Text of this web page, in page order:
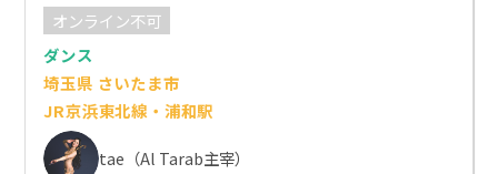
オンライン不可
ダンス
埼玉県 さいたま市
JR京浜東北線・浦和駅
tae（Al Tarab主宰）